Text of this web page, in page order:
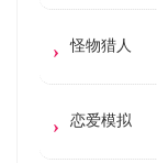
怪物猎人
恋爱模拟